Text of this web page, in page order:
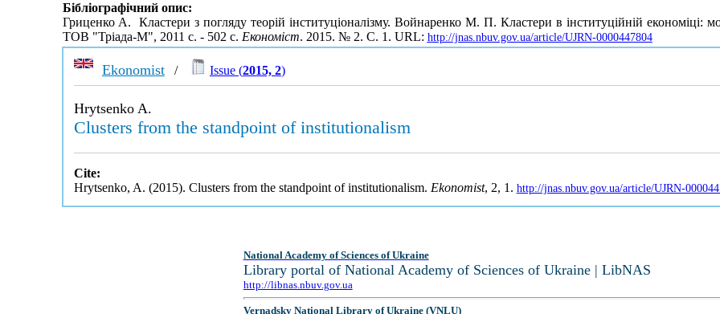
Бібліографічний опис:
Гриценко А. Кластери з погляду теорій інституціоналізму. Войнаренко М. П. Кластери в інституційній
ТОВ "Тріада-М", 2011 с. - 502 с. Економіст. 2015. № 2. С. 1. URL: http://jnas.nbuv.gov.ua/article/UJRN-0000447804
Ekonomist/ Issue (2015, 2)
Hrytsenko A.
Clusters from the standpoint of institutionalism
Cite:
Hrytsenko, A. (2015). Clusters from the standpoint of institutionalism. Ekonomist, 2, 1. http://jnas.nbuv.gov.ua/article/UJRN-
National Academy of Sciences of Ukraine
Library portal of National Academy of Sciences of Ukraine | LibNAS
http://libnas.nbuv.gov.ua
Vernadsky National Library of Ukraine (VNLU)